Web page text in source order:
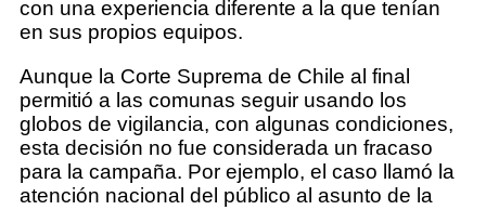
con una experiencia diferente a la que tenían
en sus propios equipos.
Aunque la Corte Suprema de Chile al final
permitió a las comunas seguir usando los
globos de vigilancia, con algunas condiciones,
esta decisión no fue considerada un fracaso
para la campaña. Por ejemplo, el caso llamó la
atención nacional del público al asunto de la